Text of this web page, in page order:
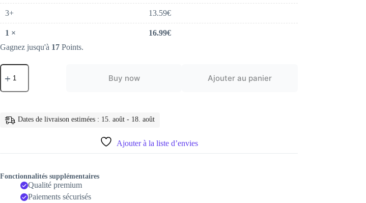
3+ 13.59€
1 × 16.99€
Gagnez jusqu'à 17Points.
quantité
de
appareil
numérique
Buy now Ajouter au panier
Dates de livraison estimées : 15. août - 18. août
Ajouter à la liste d’envies
Fonctionnalités supplémentaires
Qualité premium
Paiements sécurisés